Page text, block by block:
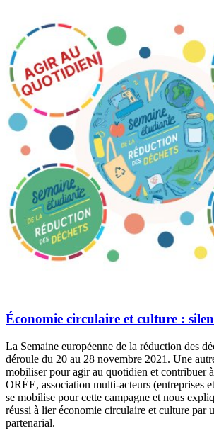
Économie circulaire et culture :
La Semaine européenne de la réduction des
déroule du 20 au 28 novembre 2021. Une
mobiliser pour agir au quotidien et contribuer
ORÉE, association multi-acteurs (entreprises
se mobilise pour cette campagne et nous
réussi à lier économie circulaire et culture par
partenarial.